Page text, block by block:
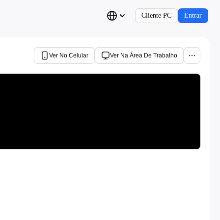
Cliente PC Entrar
Ver No Celular Ver Na Área De Trabalho